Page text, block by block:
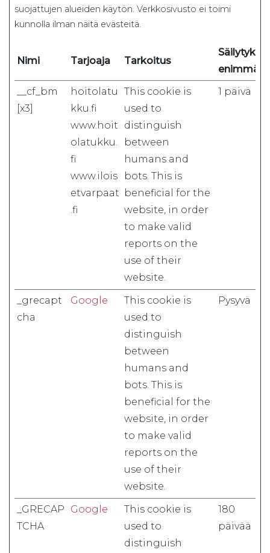
suojattujen alueiden käytön. Verkkosivusto ei toimi
kunnolla ilman näitä evästeitä.
Nimi Tarjoaja Tarkoitus
__cf_bm
[x3]
hoitolatu
kku.fi
www.hoit
olatukku.
fi
www.ilois
etvarpaat
.fi
This cookie is
used to
distinguish
between
humans and
bots. This is
beneficial for the
website, in order
to make valid
reports on the
use of their
website.
1 päivä
_grecapt
cha
Google
This cookie is
used to
distinguish
between
humans and
bots. This is
beneficial for the
website, in order
to make valid
reports on the
use of their
website.
Pysyvä
_GRECAP
TCHA
Google
This cookie is
used to
distinguish
180
päivää